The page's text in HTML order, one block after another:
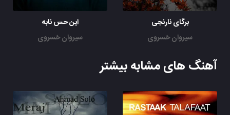
برگای نارنجی
سیروان خسروی
این حس نابه
سیروان خسروی
آهنگ های مشابه بیشتر